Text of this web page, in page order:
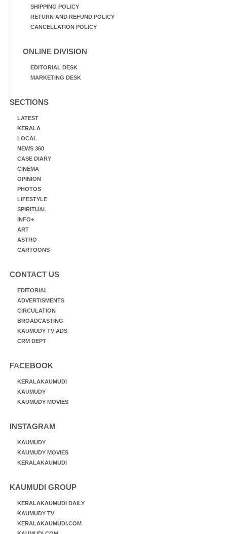
SHIPPING POLICY
RETURN AND REFUND POLICY
CANCELLATION POLICY
ONLINE DIVISION
EDITORIAL DESK
MARKETING DESK
SECTIONS
LATEST
KERALA
LOCAL
NEWS 360
CASE DIARY
CINEMA
OPINION
PHOTOS
LIFESTYLE
SPIRITUAL
INFO+
ART
ASTRO
CARTOONS
CONTACT US
EDITORIAL
ADVERTISMENTS
CIRCULATION
BROADCASTING
KAUMUDY TV ADS
CRM DEPT
FACEBOOK
KERALAKAUMUDI
KAUMUDY
KAUMUDY MOVIES
INSTAGRAM
KAUMUDY
KAUMUDY MOVIES
KERALAKAUMUDI
KAUMUDI GROUP
KERALAKAUMUDI DAILY
KAUMUDY TV
KERALAKAUMUDI.COM